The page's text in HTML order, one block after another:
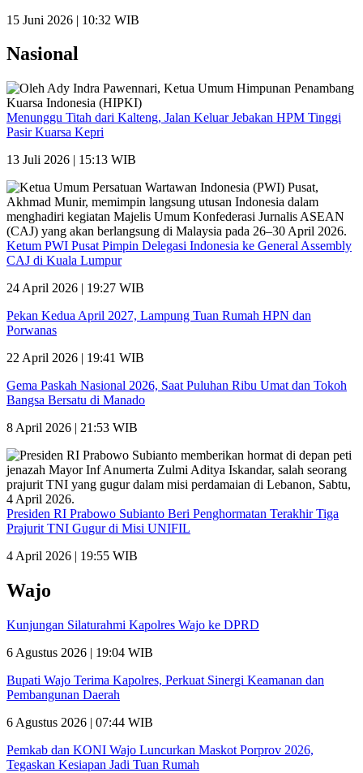
15 Juni 2026 | 10:32 WIB
Nasional
Menunggu Titah dari Kalteng, Jalan Keluar Jebakan HPM Tinggi
Pasir Kuarsa Kepri
13 Juli 2026 | 15:13 WIB
Ketum PWI Pusat Pimpin Delegasi Indonesia ke General Assembly
CAJ di Kuala Lumpur
24 April 2026 | 19:27 WIB
Pekan Kedua April 2027, Lampung Tuan Rumah HPN dan
Porwanas
22 April 2026 | 19:41 WIB
Gema Paskah Nasional 2026, Saat Puluhan Ribu Umat dan Tokoh
Bangsa Bersatu di Manado
8 April 2026 | 21:53 WIB
Presiden RI Prabowo Subianto Beri Penghormatan Terakhir Tiga
Prajurit TNI Gugur di Misi UNIFIL
4 April 2026 | 19:55 WIB
Wajo
Kunjungan Silaturahmi Kapolres Wajo ke DPRD
6 Agustus 2026 | 19:04 WIB
Bupati Wajo Terima Kapolres, Perkuat Sinergi Keamanan dan
Pembangunan Daerah
6 Agustus 2026 | 07:44 WIB
Pemkab dan KONI Wajo Luncurkan Maskot Porprov 2026,
Tegaskan Kesiapan Jadi Tuan Rumah